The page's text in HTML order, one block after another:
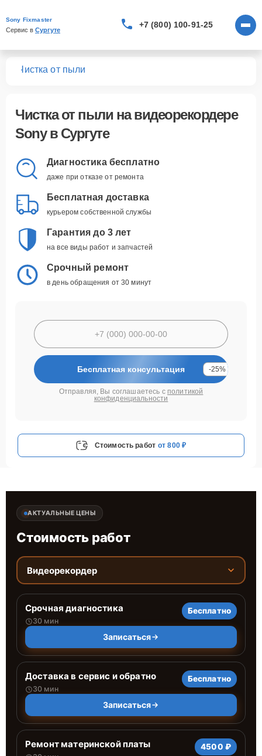
Sony Fixmaster
Сервис в Сургуте
+7 (800) 100-91-25
Чистка от пыли
Чистка от пыли на видеорекордере
Sony в Сургуте
Диагностика бесплатно
даже при отказе от ремонта
Бесплатная доставка
курьером собственной службы
Гарантия до 3 лет
на все виды работ и запчастей
Срочный ремонт
в день обращения от 30 минут
Бесплатная консультация -25%
Отправляя, Вы соглашаетесь с политикой
конфиденциальности
Стоимость работ от 800 ₽
АКТУАЛЬНЫЕ ЦЕНЫ
Стоимость работ
Видеорекордер
Срочная диагностика
30 мин
Бесплатно
Записаться
Доставка в сервис и обратно
30 мин
Бесплатно
Записаться
Ремонт материнской платы 4500 ₽